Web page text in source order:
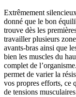
Extrêmement
donné que le bon
trouve dès les
travailler plusieurs
avants-bras ainsi que
bien les muscles du
complet de
permet de varier la
vos propres efforts, ce
de tensions